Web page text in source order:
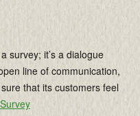
survey; it’s a dialogue
line of communication,
that its customers feel